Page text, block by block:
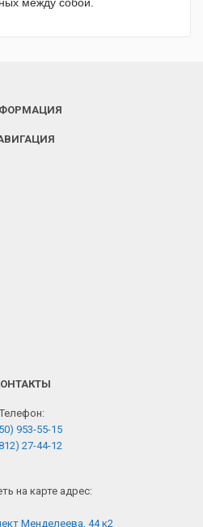
Телефон:
953-55-15
27-44-12
на карте адрес:
Менделеева, 44 к2